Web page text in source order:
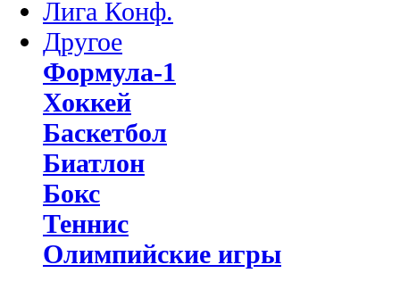
Лига Конф.
Другое
Формула-1
Хоккей
Баскетбол
Биатлон
Бокс
Теннис
Олимпийские игры